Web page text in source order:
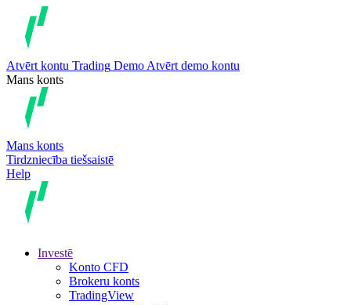
Atvērt kontu Trading Demo Atvērt demo kontu
Mans konts
Mans konts
Tirdzniecība tiešsaistē
Help
Investē
Konto CFD
Brokeru konts
TradingView